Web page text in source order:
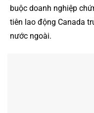
buộc doanh nghiệp
tiên lao động Canada
nước ngoài.